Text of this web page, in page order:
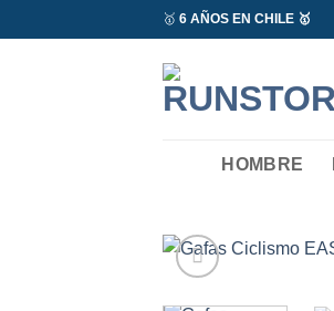
al
🥇 6 AÑOS EN CHILE 🥇
HOMBRE